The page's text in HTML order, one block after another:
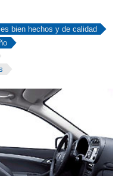
bien hechos y de calidad